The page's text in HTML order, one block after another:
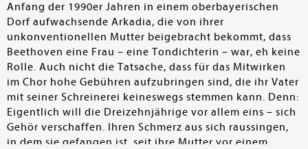
Anfang der 1990er Jahren in einem oberbayerischen
Dorf aufwachsende Arkadia, die von ihrer
unkonventionellen Mutter beigebracht bekommt, dass
Beethoven eine Frau – eine Tondichterin – war, eh keine
Rolle. Auch nicht die Tatsache, dass für das Mitwirken
im Chor hohe Gebühren aufzubringen sind, die ihr Vater
mit seiner Schreinerei keineswegs stemmen kann. Denn:
Eigentlich will die Dreizehnjährige vor allem eins – sich
Gehör verschaffen. Ihren Schmerz aus sich raussingen,
in dem sie gefangen ist, seit ihre Mutter vor einem